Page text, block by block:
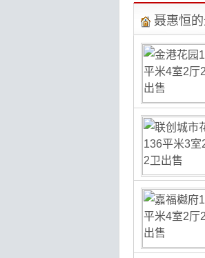
聂惠恒